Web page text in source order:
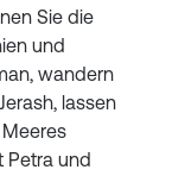
Sie die
und
wandern
lassen
Petra und